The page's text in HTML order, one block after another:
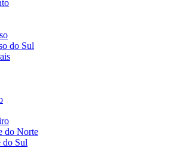
do Sul
do Norte
do Sul